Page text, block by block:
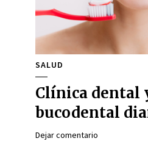
SALUD
Clínica dental
bucodental
Dejar comentario